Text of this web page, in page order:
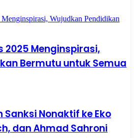
2025 Menginspirasi,
Bermutu untuk Semua
Sanksi Nonaktif ke Eko
dan Ahmad Sahroni